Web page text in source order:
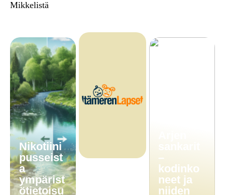
Mikkelistä
Nikotiini
pusseist
a
ympärist
ötietoisu
–
kodinko
neet ja
niiden